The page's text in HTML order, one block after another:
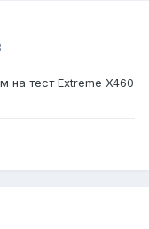
на тест Extreme X460